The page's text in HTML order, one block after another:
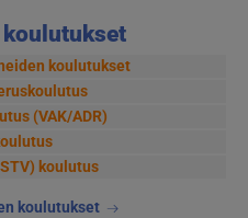
koulutukset
(VAK/ADR)
koulutus
koulutukset